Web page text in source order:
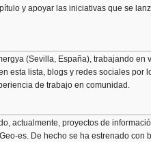
y apoyar las iniciativas que se
(Sevilla, España), trabajando en
esta lista, blogs y redes sociales por
de trabajo en comunidad.
actualmente, proyectos de
es. De hecho se ha estrenado con